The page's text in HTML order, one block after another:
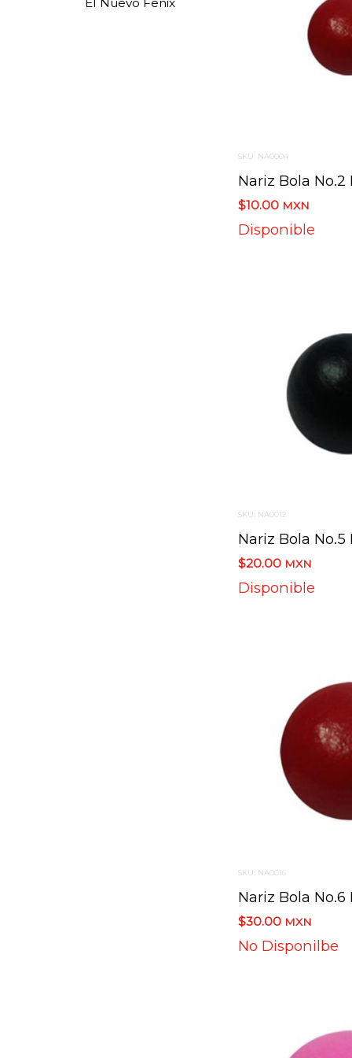
El Nuevo Fenix
SKU: NA0004
Nariz Bola No.2
$10.00 MXN
Disponible
SKU: NA0012
$20.00 MXN
Disponible
SKU: NA0016
$30.00 MXN
No Disponilbe